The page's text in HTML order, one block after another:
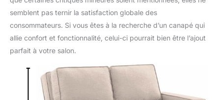
semblent pas ternir la satisfaction globale des
consommateurs. Si vous êtes à la recherche d’un canapé qui
allie confort et fonctionnalité, celui-ci pourrait bien être l’ajout
parfait à votre salon.